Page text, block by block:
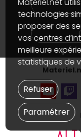
Notre programme
Partenariat &
Conditions
Marketplace
Informations légales
Données
Gérer vos cookies
Accessibilité : non
technologies
proposer des
vos centres
meilleure
statistiques de
Paramétrer
Refuser